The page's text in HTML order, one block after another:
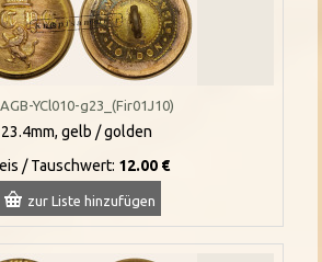
YCl010-g23_(Fir01J10)
23.4mm, gelb / golden
/ Tauschwert: 12.00 €
zur Liste hinzufügen